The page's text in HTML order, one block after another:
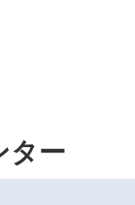
ター